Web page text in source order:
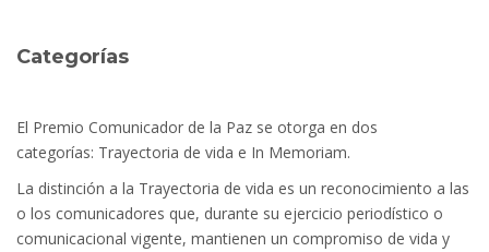
Categorías
El Premio Comunicador de la Paz se otorga en dos
categorías: Trayectoria de vida e In Memoriam.
La distinción a la Trayectoria de vida es un reconocimiento a las
o los comunicadores que, durante su ejercicio periodístico o
comunicacional vigente, mantienen un compromiso de vida y